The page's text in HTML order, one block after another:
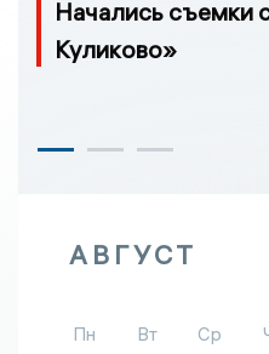
Начались съемки
Куликово»
АВГУСТ
Пн Вт Ср